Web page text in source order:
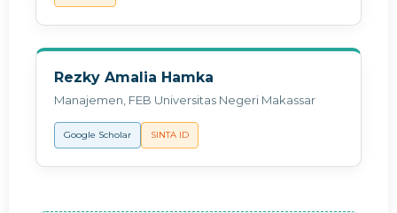
Rezky Amalia Hamka
Manajemen, FEB Universitas Negeri Makassar
Google Scholar SINTA ID